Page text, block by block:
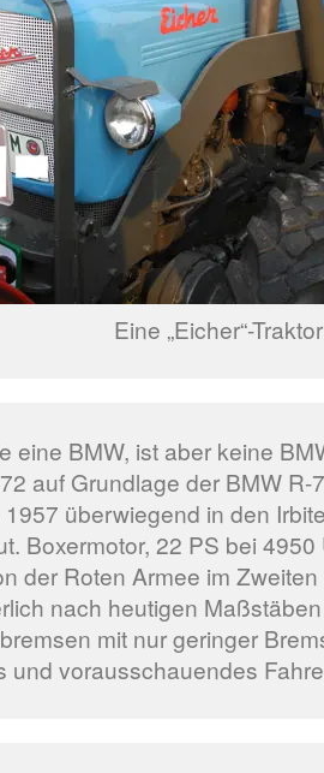
Eine „Eicher“-Traktor
eine BMW, ist aber keine
auf Grundlage der BMW R-
überwiegend in den
Boxermotor, 22 PS bei
der Roten Armee im
nach heutigen
mit nur geringer
und vorausschauendes